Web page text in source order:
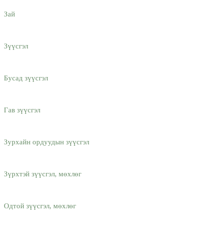
Зай
Зүүсгэл
Бусад зүүсгэл
Гав зүүсгэл
Зурхайн ордуудын зүүсгэл
Зүрхтэй зүүсгэл, мөхлөг
Одтой зүүсгэл, мөхлөг